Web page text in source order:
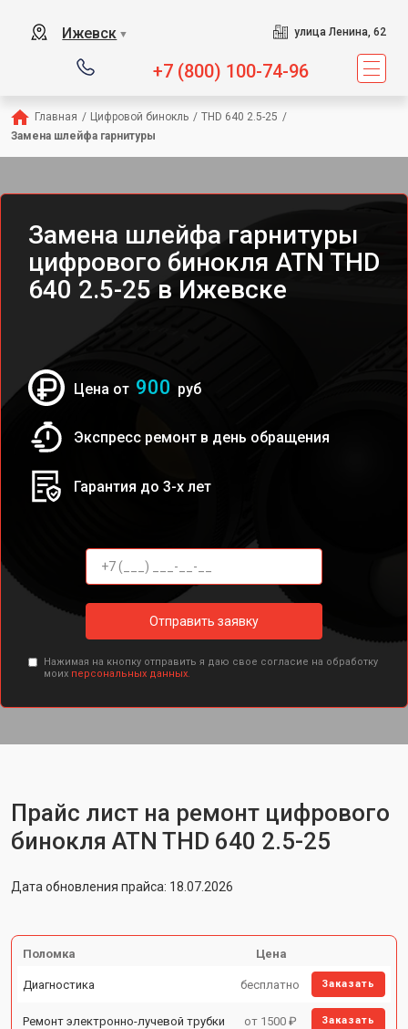
Ижевск ▼ улица Ленина, 62
+7 (800) 100-74-96
Главная / Цифровой бинокль / THD 640 2.5-25 /
Замена шлейфа гарнитуры
Замена шлейфа гарнитуры
цифрового бинокля ATN THD
640 2.5-25 в Ижевске
Цена от 900 руб
Экспресс ремонт в день обращения
Гарантия до 3-х лет
Отправить заявку
Нажимая на кнопку отправить я даю свое согласие на обработку
моих персональных данных.
Прайс лист на ремонт цифрового
бинокля ATN THD 640 2.5-25
Дата обновления прайса: 18.07.2026
Поломка Цена
Диагностика бесплатно Заказать
Ремонт электронно-лучевой трубки от 1500 ₽ Заказать